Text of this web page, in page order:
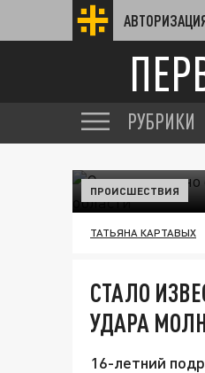
РУБРИКИ
ПРОИСШЕСТВИЯ
ТАТЬЯНА КАРТАВЫХ
СТАЛО
УДАРА
16-летний